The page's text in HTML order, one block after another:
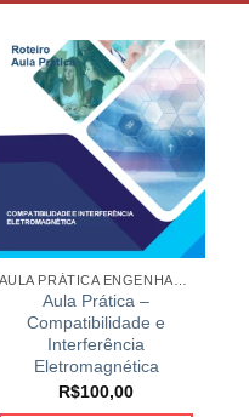
Aula Prática –
Compatibilidade e
Interferência
Eletromagnética
R$100,00